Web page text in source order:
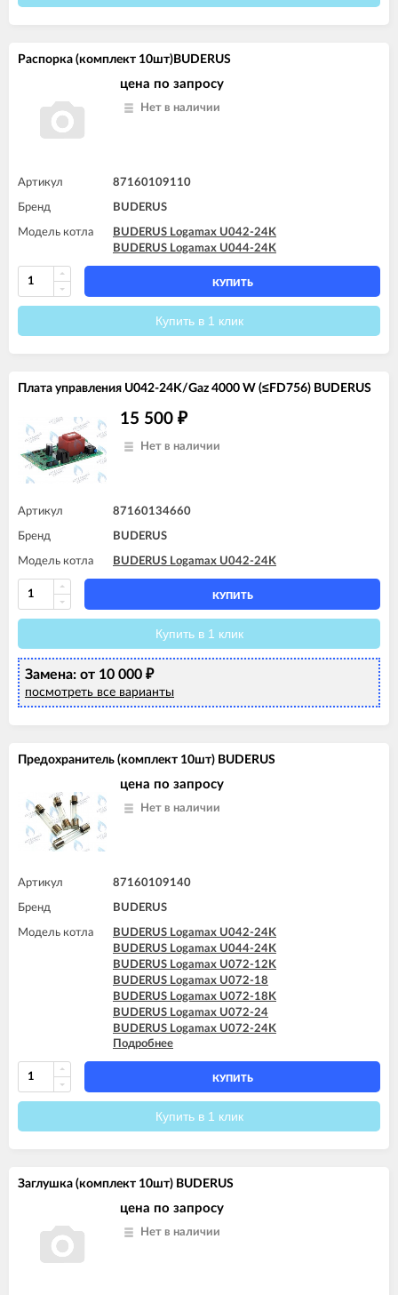
Распорка (комплект 10шт)BUDERUS
цена по запросу
Нет в наличии
Артикул 87160109110
Бренд BUDERUS
Модель котла
BUDERUS Logamax U042-24K
BUDERUS Logamax U044-24K
КУПИТЬ
Купить в 1 клик
Плата управления U042-24K/Gaz 4000 W (≤FD756) BUDERUS
15 500 ₽
Нет в наличии
Артикул 87160134660
Бренд BUDERUS
Модель котла BUDERUS Logamax U042-24K
КУПИТЬ
Купить в 1 клик
Замена: от 10 000 ₽
посмотреть все варианты
Предохранитель (комплект 10шт) BUDERUS
цена по запросу
Нет в наличии
Артикул 87160109140
Бренд BUDERUS
Модель котла
BUDERUS Logamax U042-24K
BUDERUS Logamax U044-24K
BUDERUS Logamax U072-12K
BUDERUS Logamax U072-18
BUDERUS Logamax U072-18K
BUDERUS Logamax U072-24
BUDERUS Logamax U072-24K
BUDERUS Logamax U072-28
BUDERUS Logamax U072-28K
BUDERUS Logamax U072-35
BUDERUS Logamax U072-35K
Подробнее
КУПИТЬ
Купить в 1 клик
Заглушка (комплект 10шт) BUDERUS
цена по запросу
Нет в наличии